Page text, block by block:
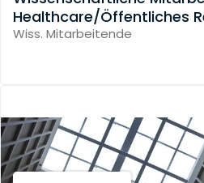
Healthcare/Öffentliches
Wiss. Mitarbeitende